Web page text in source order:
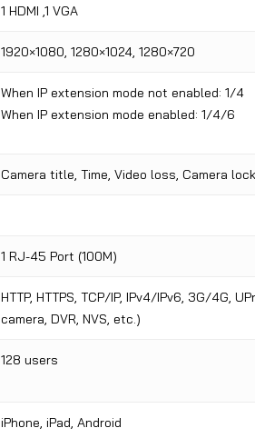
1 HDMI ,1 VGA
1920×1080, 1280×1024, 1280×720
When IP extension mode not enabled: 1/4
When IP extension mode enabled: 1/4/6
Camera title, Time, Video loss, Camera
1 RJ-45 Port (100M)
HTTP, HTTPS, TCP/IP, IPv4/IPv6, 3G/4G,
camera, DVR, NVS, etc.)
128 users
iPhone, iPad, Android